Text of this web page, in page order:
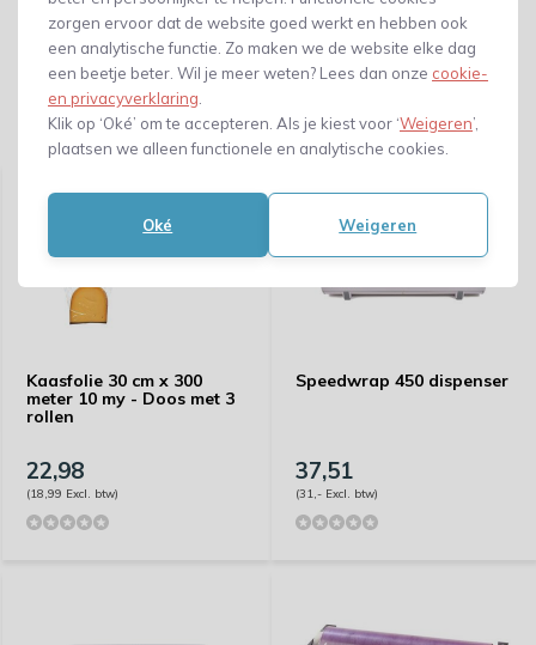
zorgen ervoor dat de website goed werkt en hebben ook
een analytische functie. Zo maken we de website elke dag
een beetje beter. Wil je meer weten? Lees dan onze cookie-
en privacyverklaring
Klik op ‘Oké’ om te accepteren. Als je kiest voor ‘Weigeren’,
plaatsen we alleen functionele en analytische cookies.
Oké Weigeren
Gerelateerde producten
Kaasfolie 30 cm x 300
meter 10 my - Doos met 3
rollen
22,98
(18,99 Excl. btw)
Speedwrap 450 dispenser
37,51
(31,- Excl. btw)